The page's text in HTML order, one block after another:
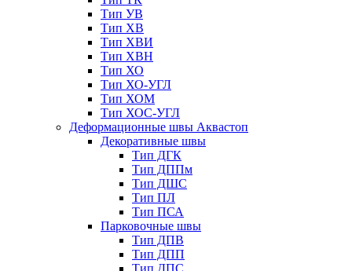
Тип УВ
Тип ХВ
Тип ХВИ
Тип ХВН
Тип ХО
Тип ХО-УГЛ
Тип ХОМ
Тип ХОС-УГЛ
Деформационные швы Аквастоп
Декоративные швы
Тип ДГК
Тип ДППм
Тип ДШС
Тип ПЛ
Тип ПСА
Парковочные швы
Тип ДПВ
Тип ДПП
Тип ДПС